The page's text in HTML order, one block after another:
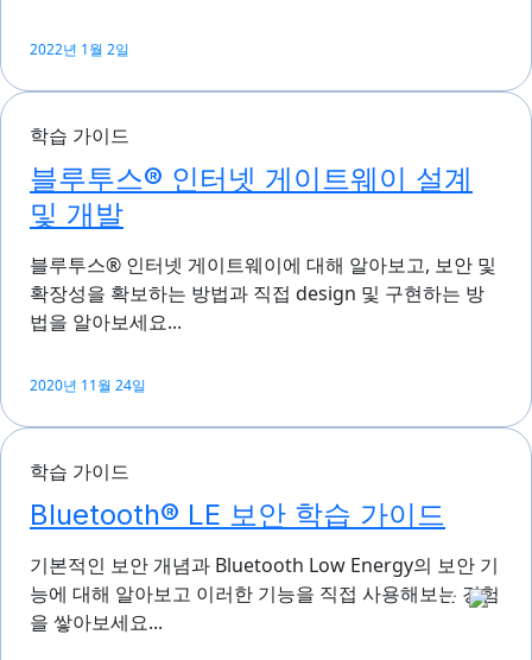
2022년 1월 2일
학습 가이드
블루투스® 인터넷 게이트웨이 설계
및 개발
블루투스® 인터넷 게이트웨이에 대해 알아보고, 보안 및
확장성을 확보하는 방법과 직접 design 및 구현하는 방
법을 알아보세요...
2020년 11월 24일
학습 가이드
Bluetooth® LE 보안 학습 가이드
기본적인 보안 개념과 Bluetooth Low Energy의 보안 기
능에 대해 알아보고 이러한 기능을 직접 사용해보는 경험
을 쌓아보세요...